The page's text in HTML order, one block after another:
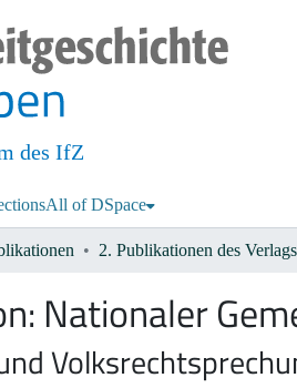
des IfZ
All of DSpace
Nationaler